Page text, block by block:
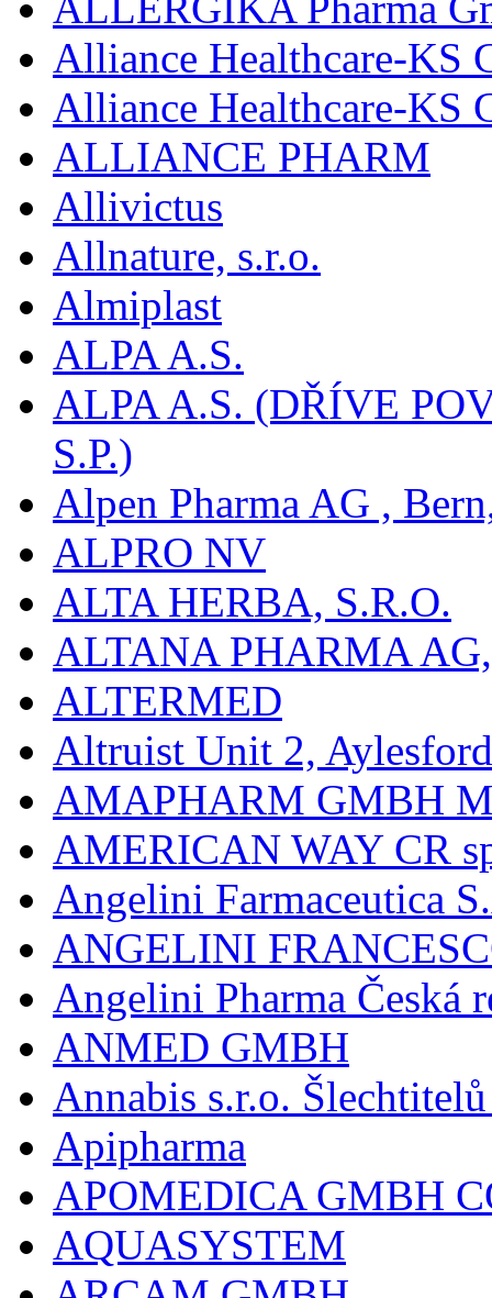
Alliance Healthcare-KS
Alliance Healthcare-KS
ALLIANCE PHARM
Allivictus
Allnature, s.r.o.
Almiplast
ALPA A.S.
ALPA A.S. (DŘÍVE
S.P.)
Alpen Pharma AG ,
ALPRO NV
ALTA HERBA, S.R.O.
ALTANA PHARMA
ALTERMED
Altruist Unit 2, Aylesford
AMAPHARM GMBH
AMERICAN WAY CR
Angelini Farmaceutica
ANGELINI
Angelini Pharma Česká
ANMED GMBH
Annabis s.r.o.
Apipharma
APOMEDICA GMBH
AQUASYSTEM